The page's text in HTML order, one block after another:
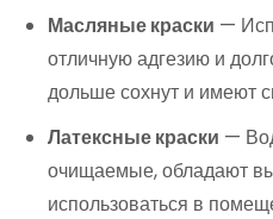
Масляные краски —
отличную адгезию и
дольше сохнут и имеют
Латексные краски —
очищаемые, обладают
использоваться в